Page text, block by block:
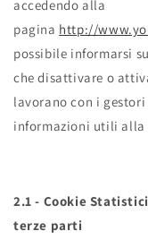
accedendo alla
pagina http://
possibile informarsi
che disattivare o
lavorano con i
informazioni utili
2.1 - Cookie
terze parti